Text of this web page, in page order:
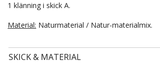
1 klänning i skick A.
Material: Naturmaterial / Natur-materialmix.
SKICK & MATERIAL